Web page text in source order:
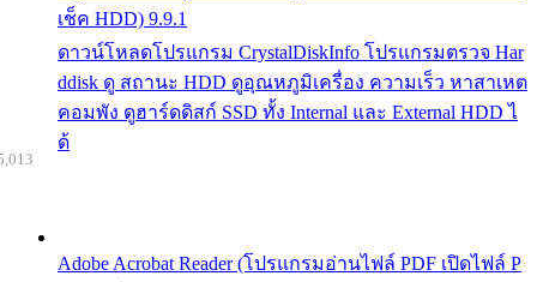
เช็ค HDD) 9.9.1
ดาวน์โหลดโปรแกรม CrystalDiskInfo โปรแกรมตรวจ Har
ddisk ดู สถานะ HDD ดูอุณหภูมิเครื่อง ความเร็ว หาสาเหต
คอมพัง ดูฮาร์ดดิสก์ SSD ทั้ง Internal และ External HDD ไ
ด้
Adobe Acrobat Reader (โปรแกรมอ่านไฟล์ PDF เปิดไฟล์ P